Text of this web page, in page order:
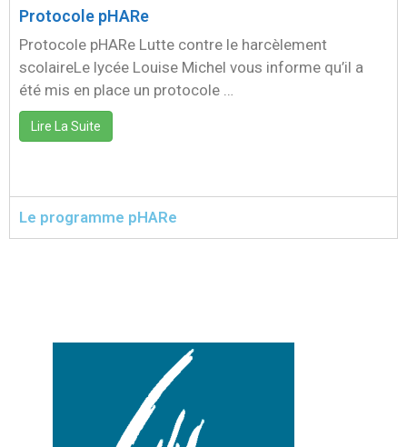
Protocole pHARe
Protocole pHARe Lutte contre le harcèlement
scolaireLe lycée Louise Michel vous informe qu’il a
été mis en place un protocole …
Lire La Suite
Le programme pHARe